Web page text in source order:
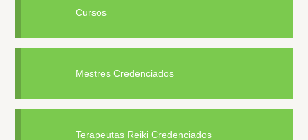
Cursos
Mestres Credenciados
Terapeutas Reiki Credenciados